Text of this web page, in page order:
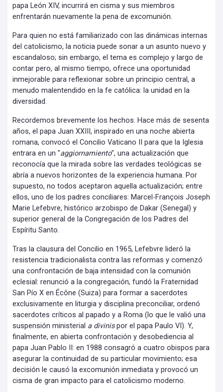
papa León XIV, incurrirá en cisma y sus miembros
enfrentarán nuevamente la pena de excomunión.
Para quien no está familiarizado con las dinámicas internas
del catolicismo, la noticia puede sonar a un asunto nuevo y
escandaloso; sin embargo, el tema es complejo y largo de
contar pero, al mismo tiempo, ofrece una oportunidad
inmejorable para reflexionar sobre un principio central, a
menudo malentendido en la fe católica: la unidad en la
diversidad.
Recordemos brevemente los hechos. Hace más de sesenta
años, el papa Juan XXIII, inspirado en una noche abierta
romana, convocó el Concilio Vaticano II para que la Iglesia
entrara en un "aggiornamiento", una actualización que
reconocía que la mirada sobre las verdades teológicas se
abría a nuevos horizontes de la experiencia humana. Por
supuesto, no todos aceptaron aquella actualización; entre
ellos, uno de los padres conciliares: Marcel-François Joseph
Marie Lefebvre, histórico arzobispo de Dakar (Senegal) y
superior general de la Congregación de los Padres del
Espíritu Santo.
Tras la clausura del Concilio en 1965, Lefebvre lideró la
resistencia tradicionalista contra las reformas y comenzó
una confrontación de baja intensidad con la comunión
eclesial: renunció a la congregación, fundó la Fraternidad
San Pío X en Écône (Suiza) para formar a sacerdotes
exclusivamente en liturgia y disciplina preconciliar, ordenó
sacerdotes críticos al papado y a Roma (lo que le valió una
suspensión ministerial a divinispor el papa Paulo VI). Y,
finalmente, en abierta confrontación y desobediencia al
papa Juan Pablo II: en 1988 consagró a cuatro obispos para
asegurar la continuidad de su particular movimiento; esa
decisión le causó la excomunión inmediata y provocó un
cisma de gran impacto para el catolicismo moderno.